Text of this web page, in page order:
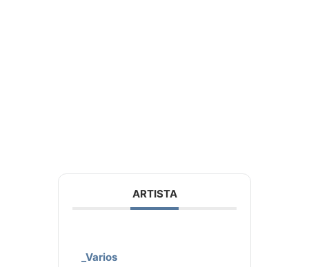
ARTISTA
_Varios